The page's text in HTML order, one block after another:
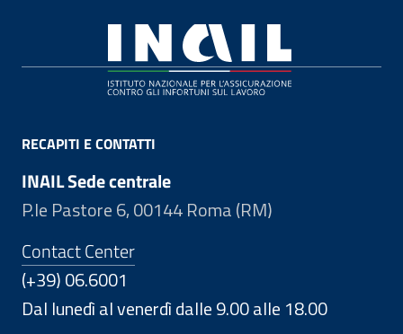
RECAPITI E CONTATTI
INAIL Sede centrale
P.le Pastore 6, 00144 Roma (RM)
Contact Center
(+39) 06.6001
Dal lunedì al venerdì dalle 9.00 alle 18.00